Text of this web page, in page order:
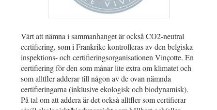
Värt att nämna i sammanhanget är också CO2-neutral
certifiering, som i Frankrike kontrolleras av den belgiska
inspektions- och certifieringsorganisationen Vinçotte. En
certifiering för den som månar lite extra om klimatet och
som alltfler adderar till någon av de ovan nämnda
certifieringarna (inklusive ekologisk och biodynamisk).
På tal om att addera är det också alltfler som certifierar